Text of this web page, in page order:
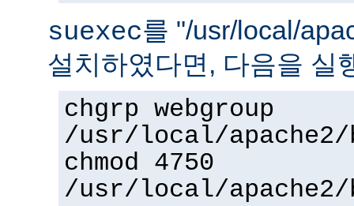
suexec를 "/usr/local/
설치하였다면, 다음을 실
chgrp webgroup
/usr/local/apache2/
chmod 4750
/usr/local/apache2/